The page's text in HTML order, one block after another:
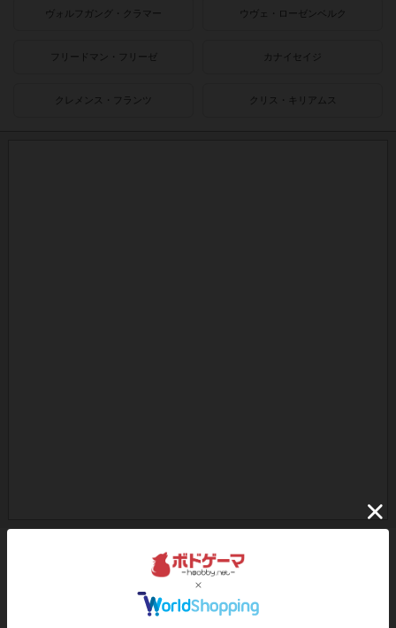
ヴォルフガング・クラマー ウヴェ・ローゼンベルク
フリードマン・フリーゼ カナイセイジ
クレメンス・フランツ クリス・キリアムス
ボドゲーマのアプリ版はこちら